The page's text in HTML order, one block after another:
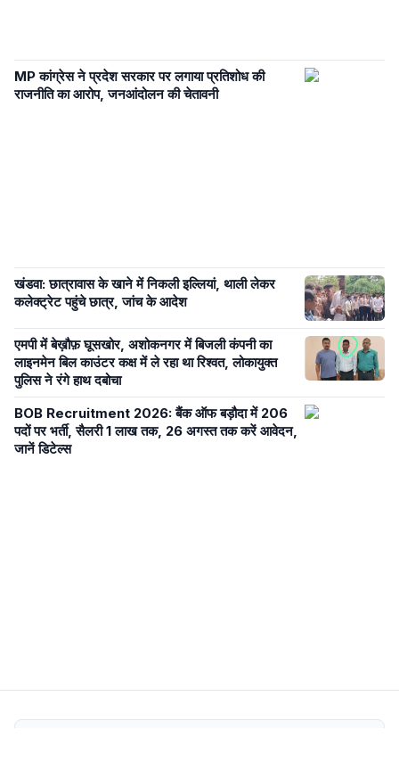
MP कांग्रेस ने प्रदेश सरकार पर लगाया प्रतिशोध की
राजनीति का आरोप, जनआंदोलन की चेतावनी
खंडवा: छात्रावास के खाने में निकली इल्लियां, थाली लेकर
कलेक्ट्रेट पहुंचे छात्र, जांच के आदेश
एमपी में बेख़ौफ़ घूसखोर, अशोकनगर में बिजली कंपनी का
लाइनमेन बिल काउंटर कक्ष में ले रहा था रिश्वत, लोकायुक्त
पुलिस ने रंगे हाथ दबोचा
BOB Recruitment 2026: बैंक ऑफ बड़ौदा में 206
पदों पर भर्ती, सैलरी 1 लाख तक, 26 अगस्त तक करें आवेदन,
जानें डिटेल्स